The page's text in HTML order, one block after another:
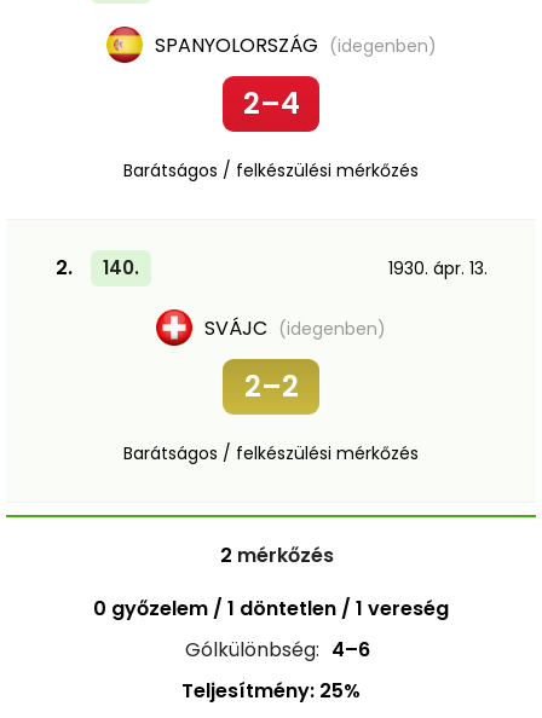
SPANYOLORSZÁG (idegenben)
2–4
Barátságos / felkészülési mérkőzés
2. 140. 1930. ápr. 13.
SVÁJC (idegenben)
2–2
Barátságos / felkészülési mérkőzés
2 mérkőzés
0 győzelem / 1 döntetlen / 1 vereség
Gólkülönbség: 4–6
Teljesítmény: 25%